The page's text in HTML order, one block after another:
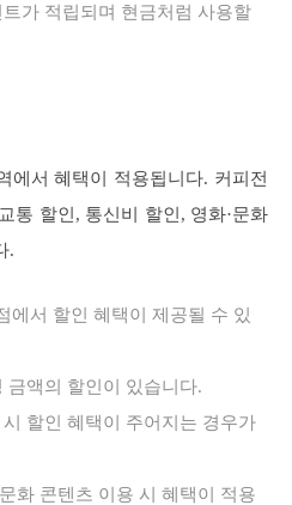
가 적립되며 현금처럼 사용할
에서 혜택이 적용됩니다. 커피전
통 할인, 통신비 할인, 영화·문화
.
에서 할인 혜택이 제공될 수 있
금액의 할인이 있습니다.
할인 혜택이 주어지는 경우가
화 콘텐츠 이용 시 혜택이 적용